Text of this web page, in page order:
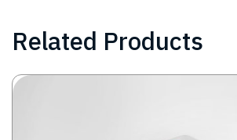
Related Products
Image